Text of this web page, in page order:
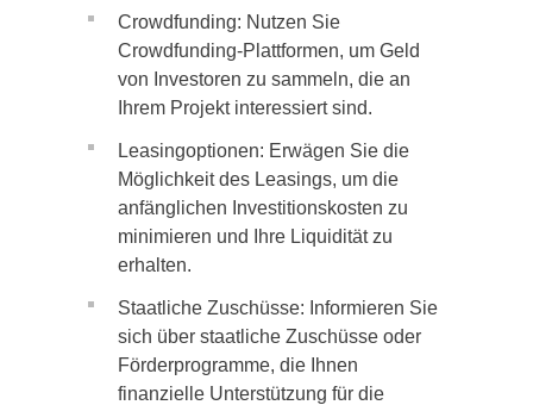
Crowdfunding: Nutzen Sie
Crowdfunding-Plattformen, um Geld
von Investoren zu sammeln, die an
Ihrem Projekt interessiert sind.
Leasingoptionen: Erwägen Sie die
Möglichkeit des Leasings, um die
anfänglichen Investitionskosten zu
minimieren und Ihre Liquidität zu
erhalten.
Staatliche Zuschüsse: Informieren Sie
sich über staatliche Zuschüsse oder
Förderprogramme, die Ihnen
finanzielle Unterstützung für die